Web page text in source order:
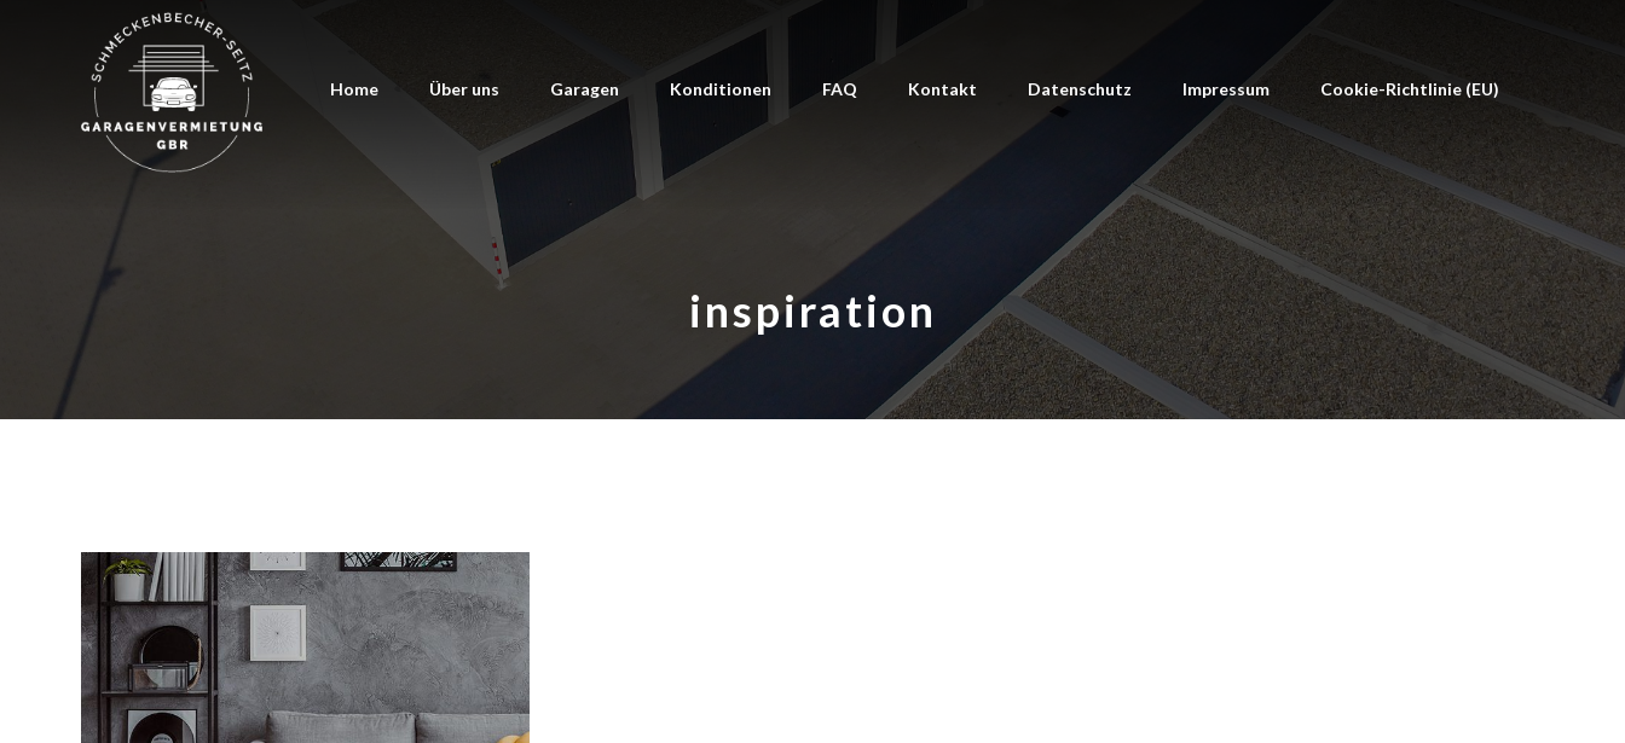
Home Über uns Garagen Konditionen FAQ Kontakt Datenschutz Impressum Cookie-Richtlinie (EU)
inspiration